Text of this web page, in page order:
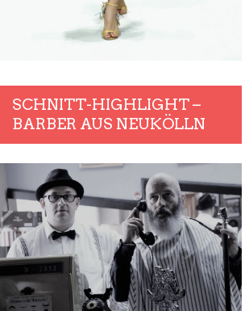
SCHNITT-HIGHLIGHT –
BARBER AUS NEUKÖLLN